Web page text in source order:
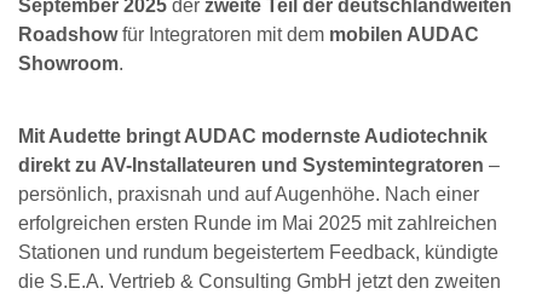
September 2025 der zweite Teil der deutschlandweiten
Roadshowfür Integratoren mit dem mobilen AUDAC
Showroom.
Mit Audette bringt AUDAC modernste Audiotechnik
direkt zu AV-Installateuren und Systemintegratoren –
persönlich, praxisnah und auf Augenhöhe. Nach einer
erfolgreichen ersten Runde im Mai 2025 mit zahlreichen
Stationen und rundum begeistertem Feedback, kündigte
die S.E.A. Vertrieb & Consulting GmbH jetzt den zweiten